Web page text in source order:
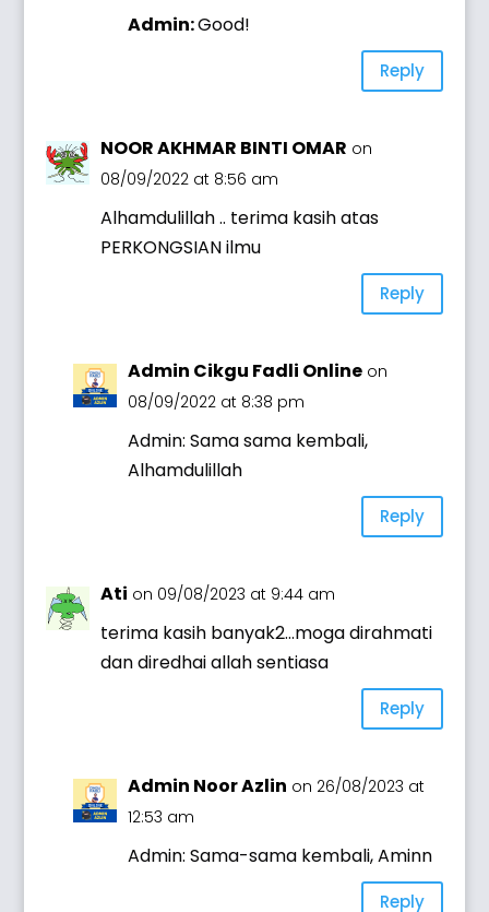
Admin:Good!
Reply
NOOR AKHMAR BINTI OMAR on
08/09/2022 at 8:56 am
Alhamdulillah .. terima kasih atas
PERKONGSIAN ilmu
Reply
Admin Cikgu Fadli Online on
08/09/2022 at 8:38 pm
Admin: Sama sama kembali,
Alhamdulillah
Reply
Ati on 09/08/2023 at 9:44 am
terima kasih banyak2…moga dirahmati
dan diredhai allah sentiasa
Reply
Admin Noor Azlin on 26/08/2023 at
12:53 am
Admin: Sama-sama kembali, Aminn
Reply